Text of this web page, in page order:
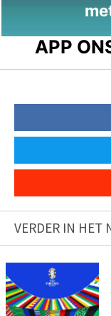
APP
VERDER IN HET